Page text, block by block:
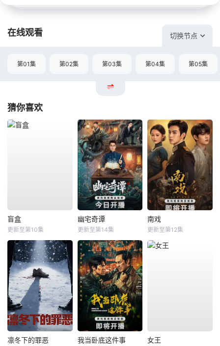
在线观看 切换节点
第01集 第02集 第03集 第04集 第05集
猜你喜欢
盲盒
更新至第10集
幽宅奇谭
更新至第14集
南戏
更新至第12集
凛冬下的罪恶 我当卧底这件事 女王